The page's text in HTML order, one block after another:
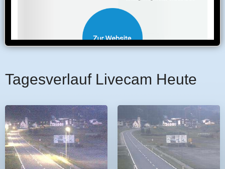
Tagesverlauf Livecam Heute